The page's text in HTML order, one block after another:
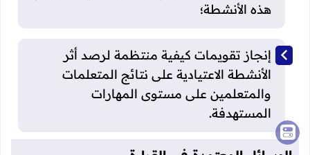
هذه الأنشطة؛
إنجاز تقويمات كيفية منتظمة لرصد أثر
الأنشطة الاعتيادية على نتائج المتعلمات
والمتعلمين على مستوى المهارات
المستهدفة.